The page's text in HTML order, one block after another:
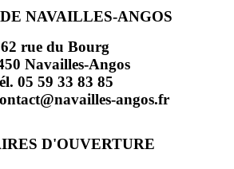
NAVAILLES-ANGOS
62 rue du Bourg
Navailles-Angos
05 59 33 83 85
angos.fr
D'OUVERTURE